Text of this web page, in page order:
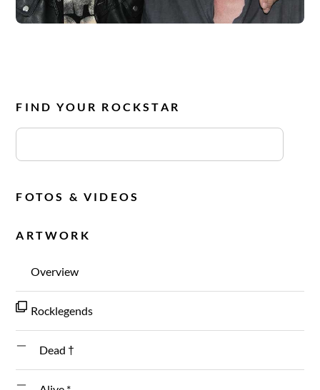
FIND YOUR ROCKSTAR
FOTOS & VIDEOS
ARTWORK
Overview
Rocklegends
Dead †